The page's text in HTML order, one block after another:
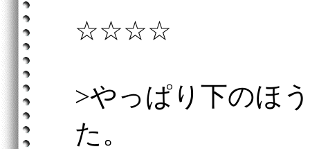
☆☆☆☆
>やっぱり下のほ
た。